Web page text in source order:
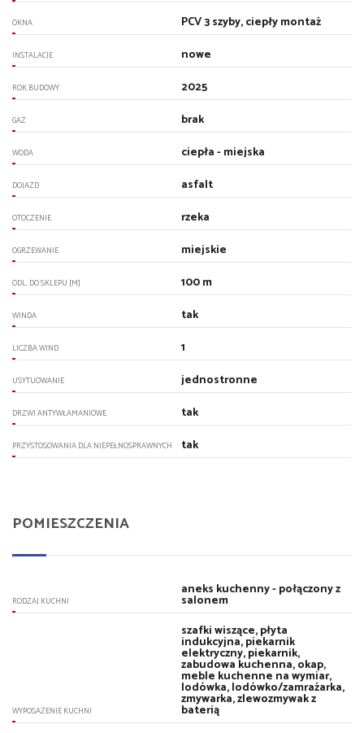
OKNA PCV 3 szyby, ciepły montaż
INSTALACJE nowe
ROK BUDOWY 2025
GAZ brak
WODA ciepła - miejska
DOJAZD asfalt
OTOCZENIE rzeka
OGRZEWANIE miejskie
ODL. DO SKLEPU [M] 100 m
WINDA tak
LICZBA WIND 1
USYTUOWANIE jednostronne
DRZWI ANTYWŁAMANIOWE tak
PRZYSTOSOWANIA DLA NIEPEŁNOSPRAWNYCH tak
POMIESZCZENIA
RODZAJ KUCHNI
aneks kuchenny - połączony z
salonem
WYPOSAŻENIE KUCHNI
szafki wiszące, płyta
indukcyjna, piekarnik
elektryczny, piekarnik,
zabudowa kuchenna, okap,
meble kuchenne na wymiar,
lodówka, lodówko/zamrażarka,
zmywarka, zlewozmywak z
baterią